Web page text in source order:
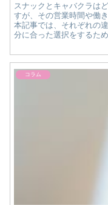
スナックとキャバクラは
すが、その営業時間や働
本記事では、それぞれの
分に合った選択をするた
コラム